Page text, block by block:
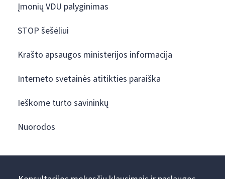
Įmonių VDU palyginimas
STOP šešėliui
Krašto apsaugos ministerijos informacija
Interneto svetainės atitikties paraiška
Ieškome turto savininkų
Nuorodos